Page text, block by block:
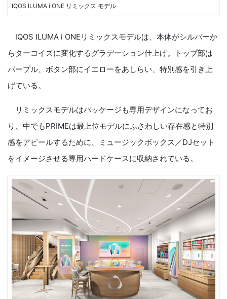
IQOS ILUMA i ONE リミックス モデル
IQOS ILUMA i ONEリミックスモデルは、本体がシルバーか
らターコイズに変化するグラデーション仕上げ。トップ部は
パープル、ボタン部にイエローをあしらい、特別感を引き上
げている。
リミックスモデルはパッケージも専用デザインになってお
り、中でもPRIMEは最上位モデルにふさわしい存在感と特別
感をアピールするために、ミュージックボックス／DJセット
をイメージさせる専用ハードケースに収納されている。